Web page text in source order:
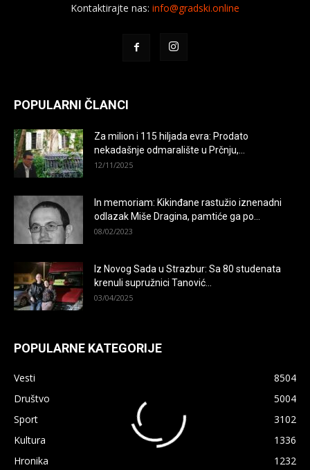
Kontaktirajte nas: info@gradski.online
POPULARNI ČLANCI
Za milion i 115 hiljada evra: Prodato
nekadašnje odmaralište u Prčnju,...
12/11/2025
In memoriam: Kikinđane rastužio iznenadni
odlazak Miše Dragina, pamtiće ga po...
08/02/2023
Iz Novog Sada u Strazbur: Sa 80 studenata
krenuli supružnici Tanović...
03/04/2025
POPULARNE KATEGORIJE
Vesti
8504
Društvo
5004
Sport
3102
Kultura
1336
Hronika
1232